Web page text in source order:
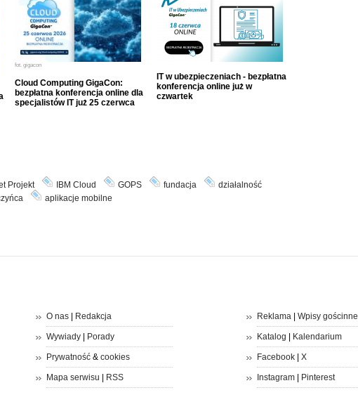
fot. gigacon
Cloud Computing GigaCon:
bezpłatna konferencja online dla
specjalistów IT już 25 czerwca
IT w ubezpieczeniach - bezpłatna
konferencja online już w
czwartek
Projekt IBM Cloud GOPS fundacja
działalność
aplikacje mobilne
O nas| Redakcja
Wywiady| Porady
Prywatność& cookies
Mapa serwisu | RSS
Reklama | Wpisy gościnne
Katalog | Kalendarium
Facebook| X
Instagram| Pinterest